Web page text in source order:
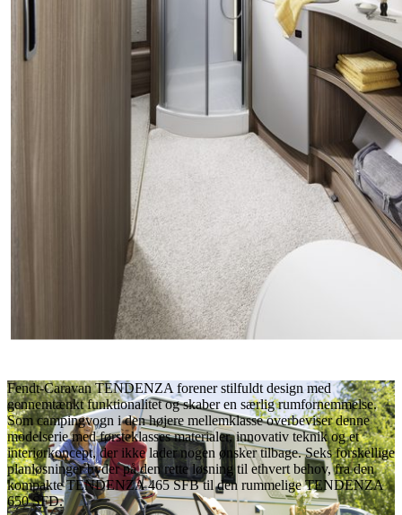
Fendt-Caravan TENDENZA forener stilfuldt design med
gennemtænkt funktionalitet og skaber en særlig rumfornemmelse.
Som campingvogn i den højere mellemklasse overbeviser denne
modelserie med førsteklasses materialer, innovativ teknik og et
interiørkoncept, der ikke lader nogen ønsker tilbage. Seks forskellige
planløsninger byder på den rette løsning til ethvert behov, fra den
kompakte TENDENZA 465 SFB til den rummelige TENDENZA
650 SFD.